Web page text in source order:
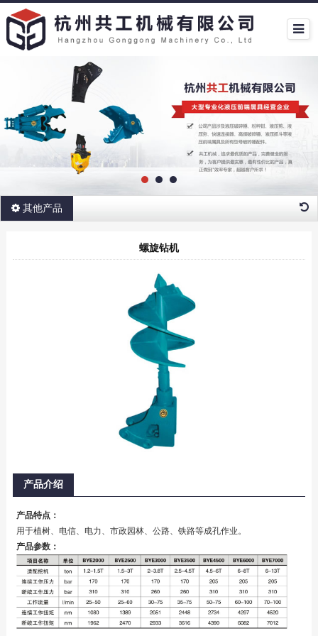
其他产品
螺旋钻机
产品介绍
产品特点：
用于植树、电信、电力、市政园林、公路、铁路等成孔作业。
产品参数：